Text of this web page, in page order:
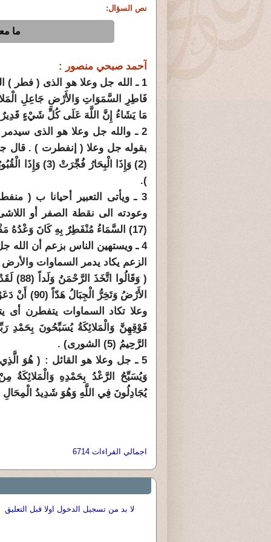
نص السؤال:
ما
آحمد صبحي منصور :
1 ـ الله جل وعلا هو الذى ( فطر ) السماوات والأرض ، أى خلقهما من لا شىء . (
فَاطِرِ السَّمَوَاتِ وَالأَرْضِ جَاعِلِ
مَا يَشَاءُ إِنَّ اللَّهَ عَلَى كُلِّ شَيْءٍ قَدِيرٌ (1)
2 ـ والله جل وعلا هو الذى
).
3 ـ ويأتى التعبير أحيانا ب (
وعودته الى نقطة الصفر أو
(17) السَّمَاءُ مُنْفَطِرٌ بِهِ كَانَ وَعْدُهُ مَفْعُولاً (18) المزمل ).
4 ـ ويستهين الناس بزعم أن الله
الزعم يكاد يدمر السماوات
وعلا تكاد السماوات يتفطرن
فَوْقِهِنَّ وَالْمَلائِكَةُ يُسَبِّحُونَ بِحَمْدِ
الرَّحِيمُ (5) الشورى) .
وَيُسَبِّحُ الرَّعْدُ بِحَمْدِهِ
يُجَادِلُونَ فِي اللَّهِ وَهُوَ شَدِيدُ الْمِحَالِ (13)
اجمالي القراءات 6714
لا بد من تسجيل الدخول اولا قبل التعليق